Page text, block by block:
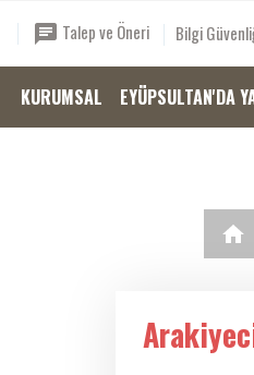
Talep ve Öneri Bilgi
KURUMSAL EYÜPSULTAN'DA